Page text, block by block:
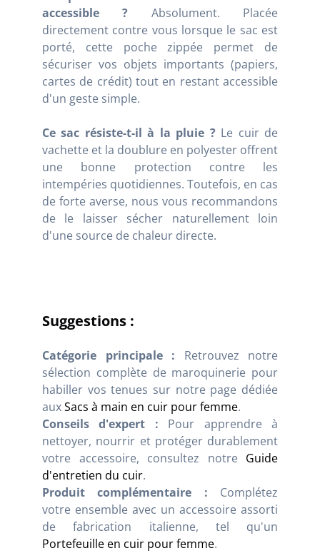
accessible ? Absolument. Placée
directement contre vous lorsque le sac est
porté, cette poche zippée permet de
sécuriser vos objets importants (papiers,
cartes de crédit) tout en restant accessible
d'un geste simple.
Ce sac résiste-t-il à la pluie ?Le cuir de
vachette et la doublure en polyester offrent
une bonne protection contre les
intempéries quotidiennes. Toutefois, en cas
de forte averse, nous vous recommandons
de le laisser sécher naturellement loin
d'une source de chaleur directe.
Suggestions :
Catégorie principale : Retrouvez notre
sélection complète de maroquinerie pour
habiller vos tenues sur notre page dédiée
auxSacs à main en cuir pour femme.
Conseils d'expert : Pour apprendre à
nettoyer, nourrir et protéger durablement
votre accessoire, consultez notre Guide
d'entretien du cuir.
Produit complémentaire : Complétez
votre ensemble avec un accessoire assorti
de fabrication italienne, tel qu'un
Portefeuille en cuir pour femme.